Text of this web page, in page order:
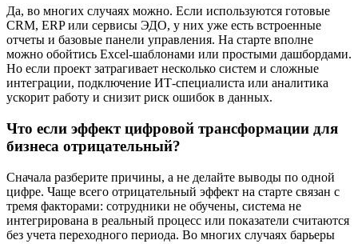
Да, во многих случаях можно. Если используются готовые
CRM, ERP или сервисы ЭДО, у них уже есть встроенные
отчеты и базовые панели управления. На старте вполне
можно обойтись Excel-шаблонами или простыми дашбордами.
Но если проект затрагивает несколько систем и сложные
интеграции, подключение ИТ-специалиста или аналитика
ускорит работу и снизит риск ошибок в данных.
Что если эффект цифровой трансформации для
бизнеса отрицательный?
Сначала разберите причины, а не делайте выводы по одной
цифре. Чаще всего отрицательный эффект на старте связан с
тремя факторами: сотрудники не обучены, система не
интегрирована в реальный процесс или показатели считаются
без учета переходного периода. Во многих случаях барьеры